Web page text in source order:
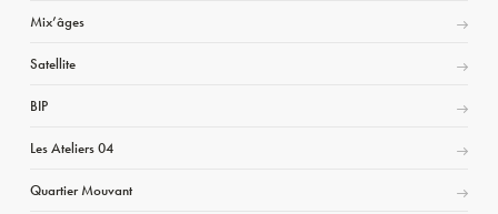
Mix’âges
Satellite
BIP
Les Ateliers 04
Quartier Mouvant